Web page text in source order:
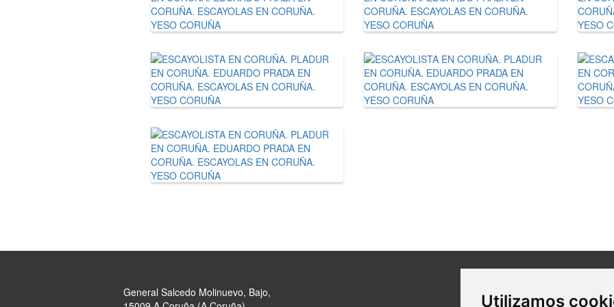
Utilizamos
General Salcedo Molinuevo, Bajo,